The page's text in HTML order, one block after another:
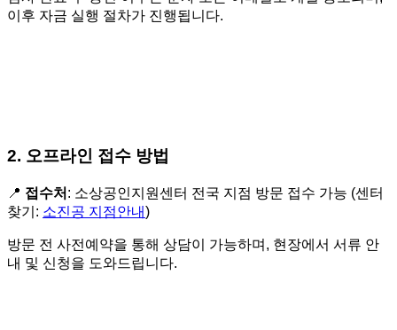
이후 자금 실행 절차가 진행됩니다.
2. 오프라인 접수 방법
📍 접수처 : 소상공인지원센터 전국 지점 방문 접수 가능 (센터
찾기: 소진공 지점안내)
방문 전 사전예약을 통해 상담이 가능하며, 현장에서 서류 안
내 및 신청을 도와드립니다.